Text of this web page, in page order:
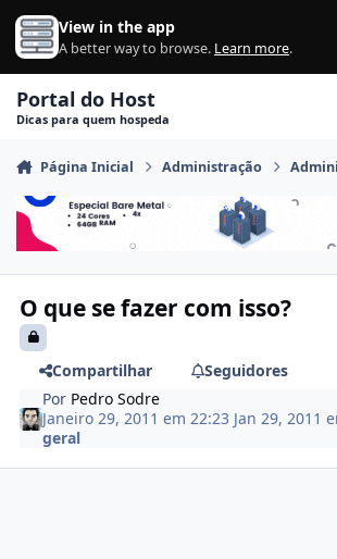
Ir para conteúdo
View in the app
A better way to browse. Learn more.
Portal do Host
Dicas para quem hospeda
Página Inicial Administração
O que se fazer com isso?
Compartilhar
Seguidores
Por Pedro Sodre
Janeiro 29, 2011 em 22:23 Jan 29, 2011
geral